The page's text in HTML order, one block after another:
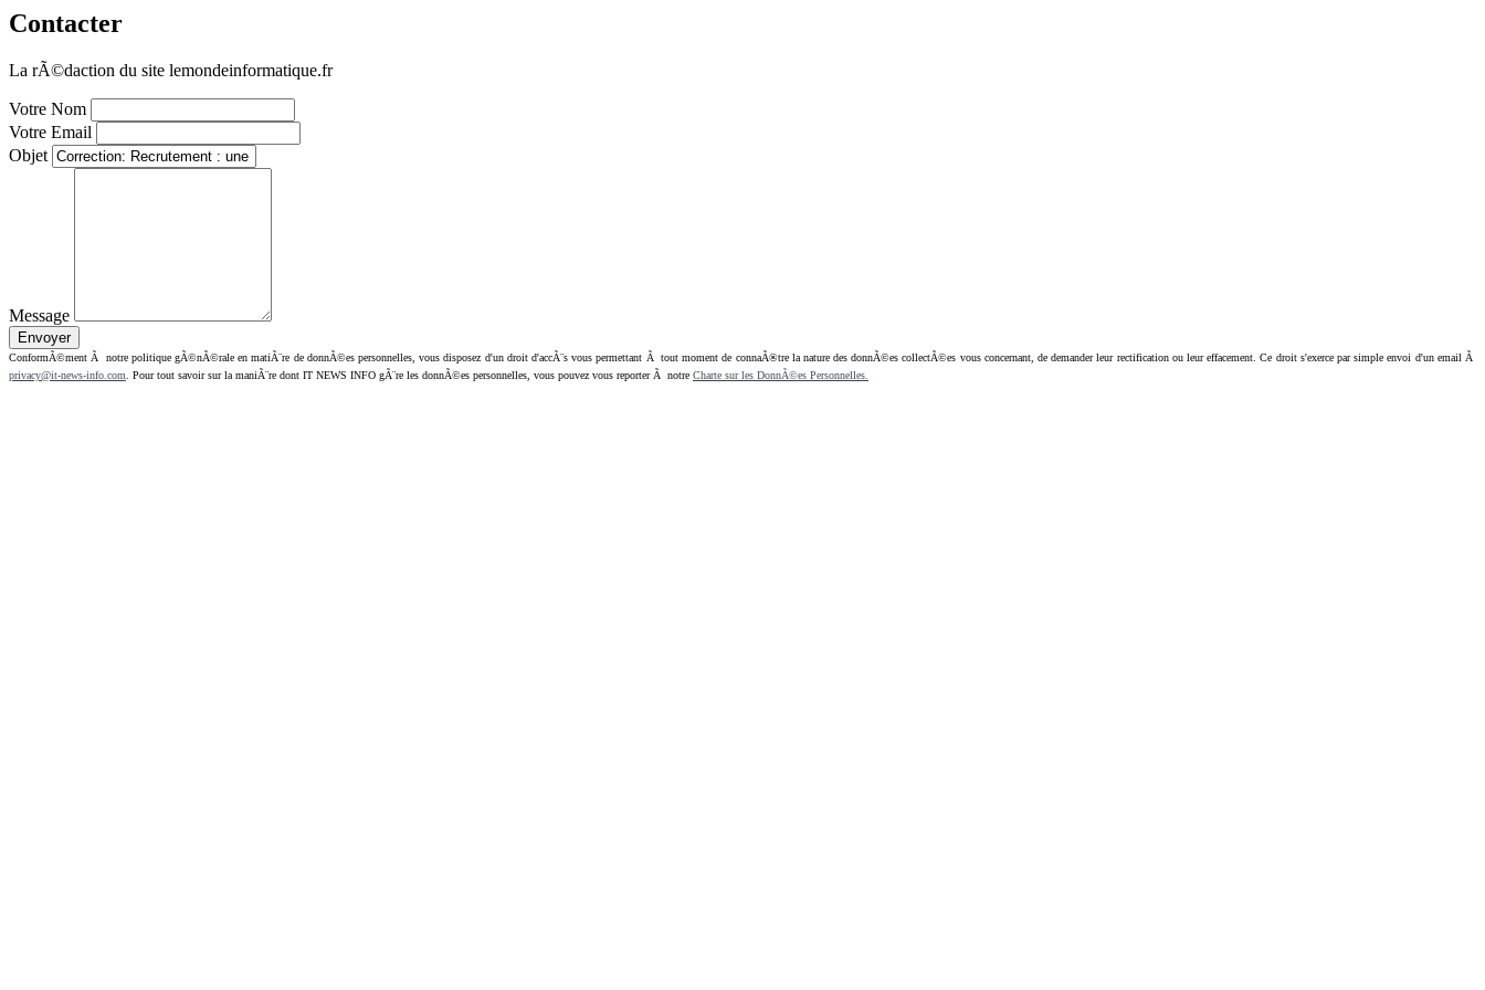
Contacter
La rÃ©daction du site lemondeinformatique.fr
Votre Nom
Votre Email
Objet
Message
ConformÃ©ment Ã notre politique gÃ©nÃ©rale en matiÃ¨re de donnÃ©es personnelles, vous disposez d'un droit d'accÃ¨s vous permettant Ã tout moment de connaÃ®tre la nature des donnÃ©es collectÃ©es vous concernant, de demander leur rectification ou leur effacement. Ce droit s'exerce par simple envoi d'un email Ã
privacy@it-news-info.com . Pour tout savoir sur la maniÃ¨re dont IT NEWS INFO gÃ¨re les donnÃ©es personnelles, vous pouvez vous reporter Ã notre Charte sur les DonnÃ©es Personnelles.